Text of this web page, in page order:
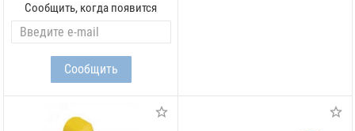
Сообщить, когда появится